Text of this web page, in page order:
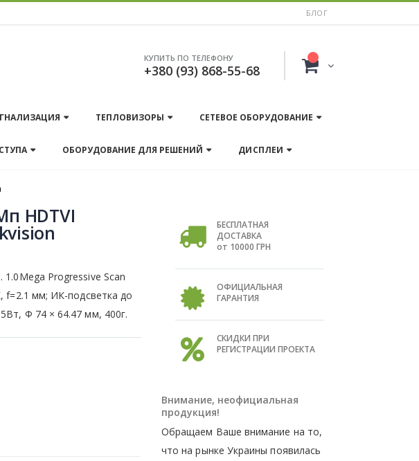
БЛОГ
КУПИТЬ ПО ТЕЛЕФОНУ
+380 (93) 868-55-68
ТЕПЛОВИЗОРЫ СЕТЕВОЕ ОБОРУДОВАНИЕ
ОБОРУДОВАНИЕ ДЛЯ РЕШЕНИЙ ДИСПЛЕИ
HDTVI
1.0Mega Progressive Scan
f=2.1 мм; ИК-подсветка до
Ф 74 × 64.47 мм, 400г.
БЕСПЛАТНАЯ
ДОСТАВКА
от 10000 ГРН
ОФИЦИАЛЬНАЯ
ГАРАНТИЯ
СКИДКИ ПРИ
РЕГИСТРАЦИИ ПРОЕКТА
Внимание, неофициальная
продукция!
Обращаем Ваше внимание на то,
что на рынке Украины появилась